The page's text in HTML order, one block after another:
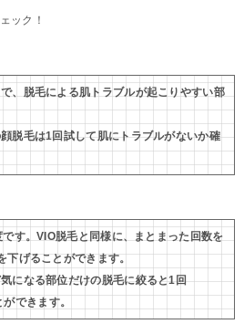
ック！
、脱毛による肌トラブルが起こりやすい部
脱毛は1回試して肌にトラブルがないか確
す。VIO脱毛と同様に、まとまった回数を
下げることができます。
になる部位だけの脱毛に絞ると1回
できます。